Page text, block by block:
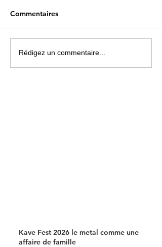
Une carte « musicale »
parfaitement insolite !
Commentaires
Rédigez un commentaire...
Kave Fest 2026 le metal comme une
affaire de famille